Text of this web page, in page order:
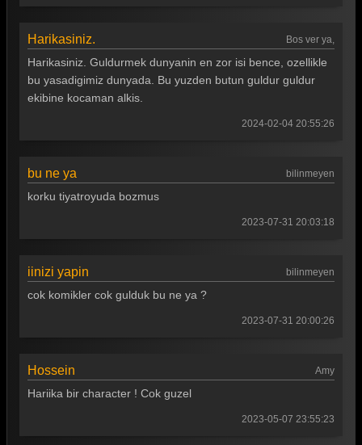
Harikasiniz. Bos ver ya,
Harikasiniz. Guldurmek dunyanin en zor isi bence, ozellikle
bu yasadigimiz dunyada. Bu yuzden butun guldur guldur
ekibine kocaman alkis.
2024-02-04 20:55:26
bu ne ya bilinmeyen
korku tiyatroyuda bozmus
2023-07-31 20:03:18
iinizi yapin bilinmeyen
cok komikler cok gulduk bu ne ya ?
2023-07-31 20:00:26
Hossein Amy
Hariika bir character ! Cok guzel
2023-05-07 23:55:23